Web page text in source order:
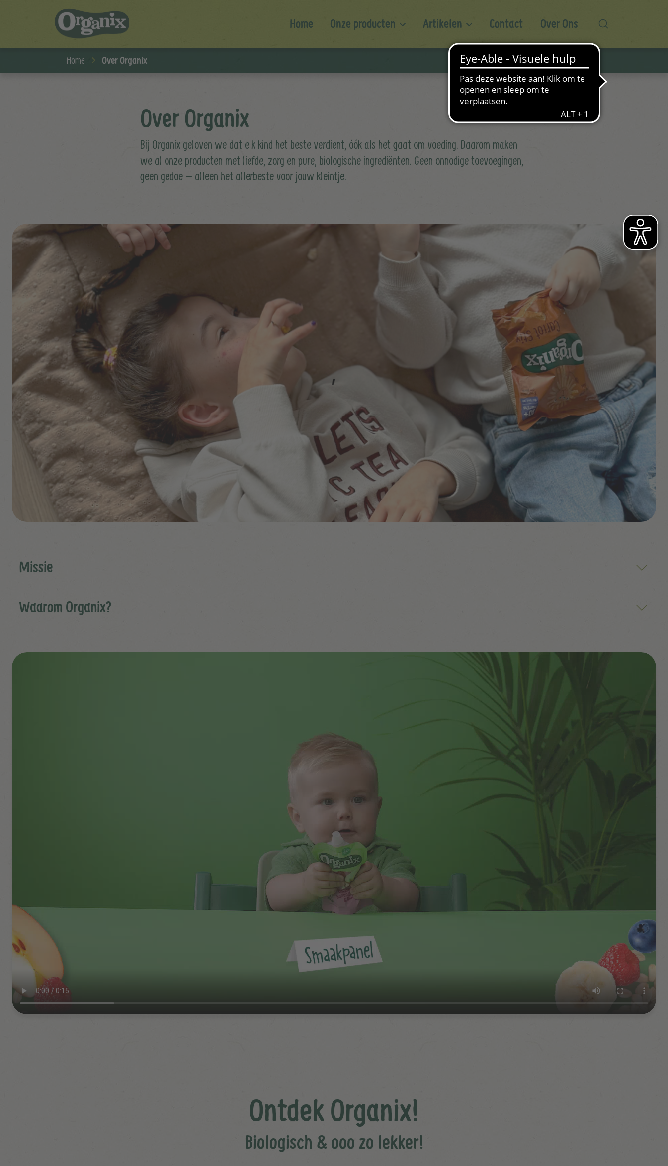
Home Onze producten Artikelen Contact Over Ons
Home Over Organix
Over Organix
Bij Organix geloven we dat elk kind het beste verdient, óók als het gaat om voeding. Daarom maken
we al onze producten met liefde, zorg en pure, biologische ingrediënten. Geen onnodige toevoegingen,
geen gedoe – alleen het allerbeste voor jouw kleintje.
Missie
Waarom Organix?
Filmbestand
Ontdek Organix!
Biologisch & ooo zo lekker!